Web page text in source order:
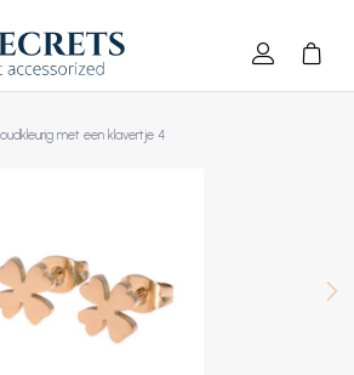
met een klavertje 4